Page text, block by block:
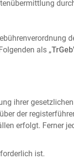
als „
ihrer gesetzlichen
der
erfolgt. Ferner
ist.